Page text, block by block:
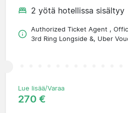
2 yötä hotellissa sisältyy
Authorized Ticket Agent ,
3rd Ring Longside &, Uber
Lue lisää/Varaa
270 €